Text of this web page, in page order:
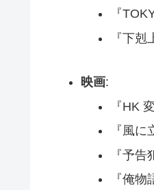
『
『下剋
映画:
『HK
『風に
『予告
『俺物